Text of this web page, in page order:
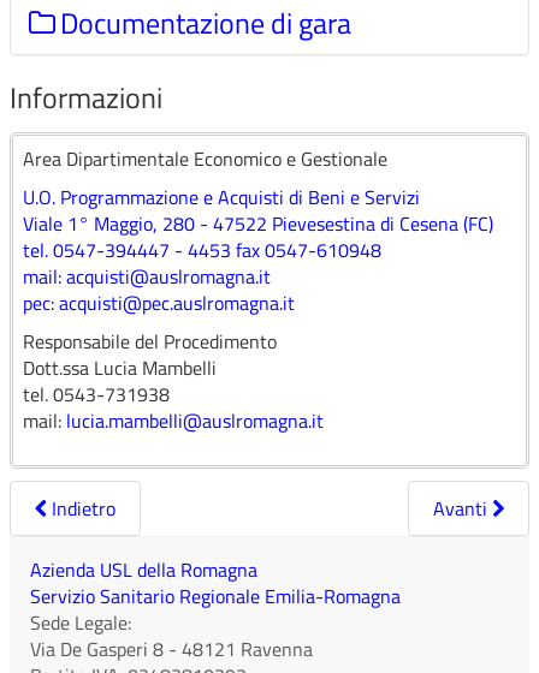
Documentazione di gara
Documentazione di gara
PROCEDURA APERTA PER LA FORNITURA IN
ACCORDO QUADRO DI DISPOSITIVI MEDICI PER
OTORINOLARINGOIATRIA - IMPORTO A BASE
D’ASTA: EURO 8.789.871,60 I.E.
Collegamenti
Link SATER
Informazioni
Area Dipartimentale Economico e Gestionale
U.O. Programmazione e Acquisti di Beni e Servizi
Viale 1° Maggio, 280 - 47522 Pievesestina di Cesena (FC)
tel. 0547-394447 - 4453 fax 0547-610948
mail:acquisti@auslromagna.it
pec:acquisti@pec.auslromagna.it
Responsabile del Procedimento
Dott.ssa Lucia Mambelli
tel. 0543-731938
mail: lucia.mambelli@auslromagna.it
Indietro Avanti
Azienda USL della Romagna
Servizio Sanitario Regionale Emilia-Romagna
Sede Legale:
Via De Gasperi 8 - 48121 Ravenna